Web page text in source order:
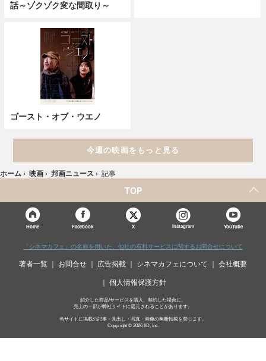
話～ゾクゾク変な間取り～
ゴースト・オブ・ウエノ
今週の映画をもっと見る
ホーム › 映画 › 邦画ニュース › 記事
TOP
Home Facebook X Instagram YouTube
「シネマカフェ」の名称を用いた、他社の有料サービスに関するお問合せについて
著者一覧 お問合せ 広告掲載 シネマカフェについて 会社概要
個人情報保護方針
紹介した商品/サービスを購入、契約した場合に、
売上の一部が弊社サイトに還元されることがあります。
当サイトに掲載の記事・見出し・写真・画像の無断転載を禁じます。
Copyright © 2026 IID, Inc.